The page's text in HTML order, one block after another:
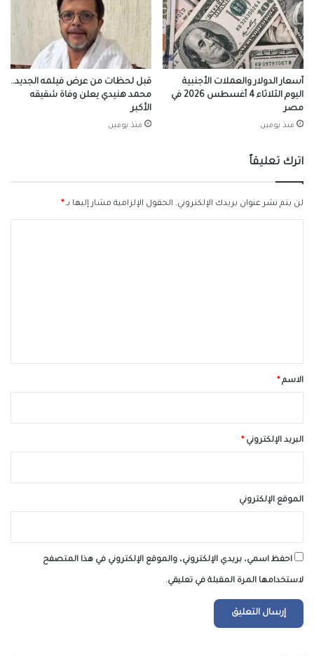
أسعار الدولار والعملات الأجنبية
اليوم الثلاثاء 4 أغسطس 2026 في
مصر
منذ يومين
قبل لحظات من عرض فيلمه الجديد..
محمد هنيدي يعلن وفاة شقيقه
الأكبر
منذ يومين
اترك تعليقاً
لن يتم نشر عنوان بريدك الإلكتروني. الحقول الإلزامية مشار إليها بـ*
*الاسم*
البريد الإلكتروني*
الموقع الإلكتروني
احفظ اسمي، بريدي الإلكتروني، والموقع الإلكتروني في هذا المتصفح
لاستخدامها المرة المقبلة في تعليقي.